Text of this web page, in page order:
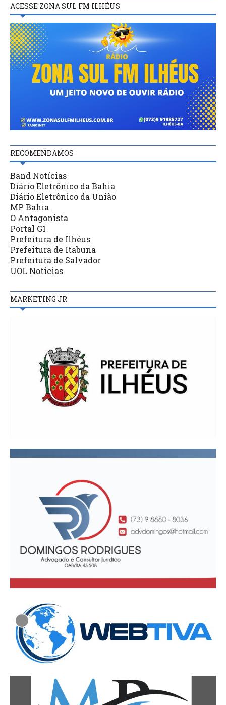
ACESSE ZONA SUL FM ILHÉUS
RECOMENDAMOS
Band Notícias
Diário Eletrônico da Bahia
Diário Eletrônico da União
MP Bahia
O Antagonista
Portal G1
Prefeitura de Ilhéus
Prefeitura de Itabuna
Prefeitura de Salvador
UOL Notícias
MARKETING JR